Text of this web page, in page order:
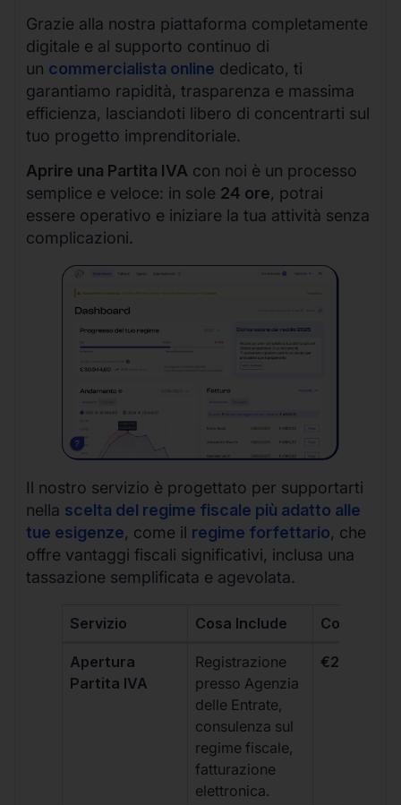
Grazie alla nostra piattaforma completamente
digitale e al supporto continuo di
un commercialista online dedicato, ti
garantiamo rapidità, trasparenza e massima
efficienza, lasciandoti libero di concentrarti sul
tuo progetto imprenditoriale.
Aprire una Partita IVA con noi è un processo
semplice e veloce: in sole 24 ore, potrai
essere operativo e iniziare la tua attività senza
complicazioni.
Il nostro servizio è progettato per supportarti
nella scelta del regime fiscale più adatto alle
tue esigenze, come il regime forfettario, che
offre vantaggi fiscali significativi, inclusa una
tassazione semplificata e agevolata.
Servizio Cosa Include Costo
Apertura
Partita IVA
Registrazione
presso Agenzia
delle Entrate,
consulenza sul
regime fiscale,
fatturazione
elettronica.
€264 +